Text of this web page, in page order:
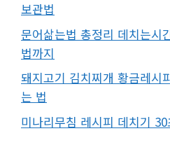
보관법
문어삶는법 총정리 데치는시
법까지
돼지고기 김치찌개 황금레시
는 법
미나리무침 레시피 데치기